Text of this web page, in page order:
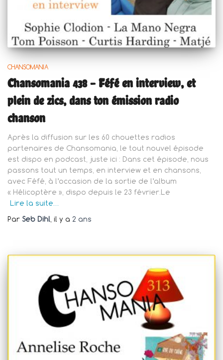
CHANSOMANIA
Chansomania 438 – Féfé en interview, et
plein de zics, dans ton émission radio
chanson
Après la diffusion sur les 60 chouettes radios
partenaires de Chansomania, le tout nouvel épisode
est dispo en podcast, juste ici : Dans cet épisode, nous
passons tout un temps, en interview et en chansons,
avec Féfé, à l’occasion de la sortie de l’album
« Hélicoptère », dispo depuis le 23 février.Le
Lire la suite…
Par Seb Dihl , il y a 2 ans